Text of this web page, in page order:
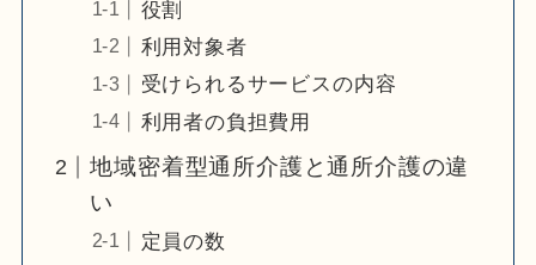
役割
利用対象者
受けられるサービスの内容
利用者の負担費用
地域密着型通所介護と通所介護の違
い
定員の数